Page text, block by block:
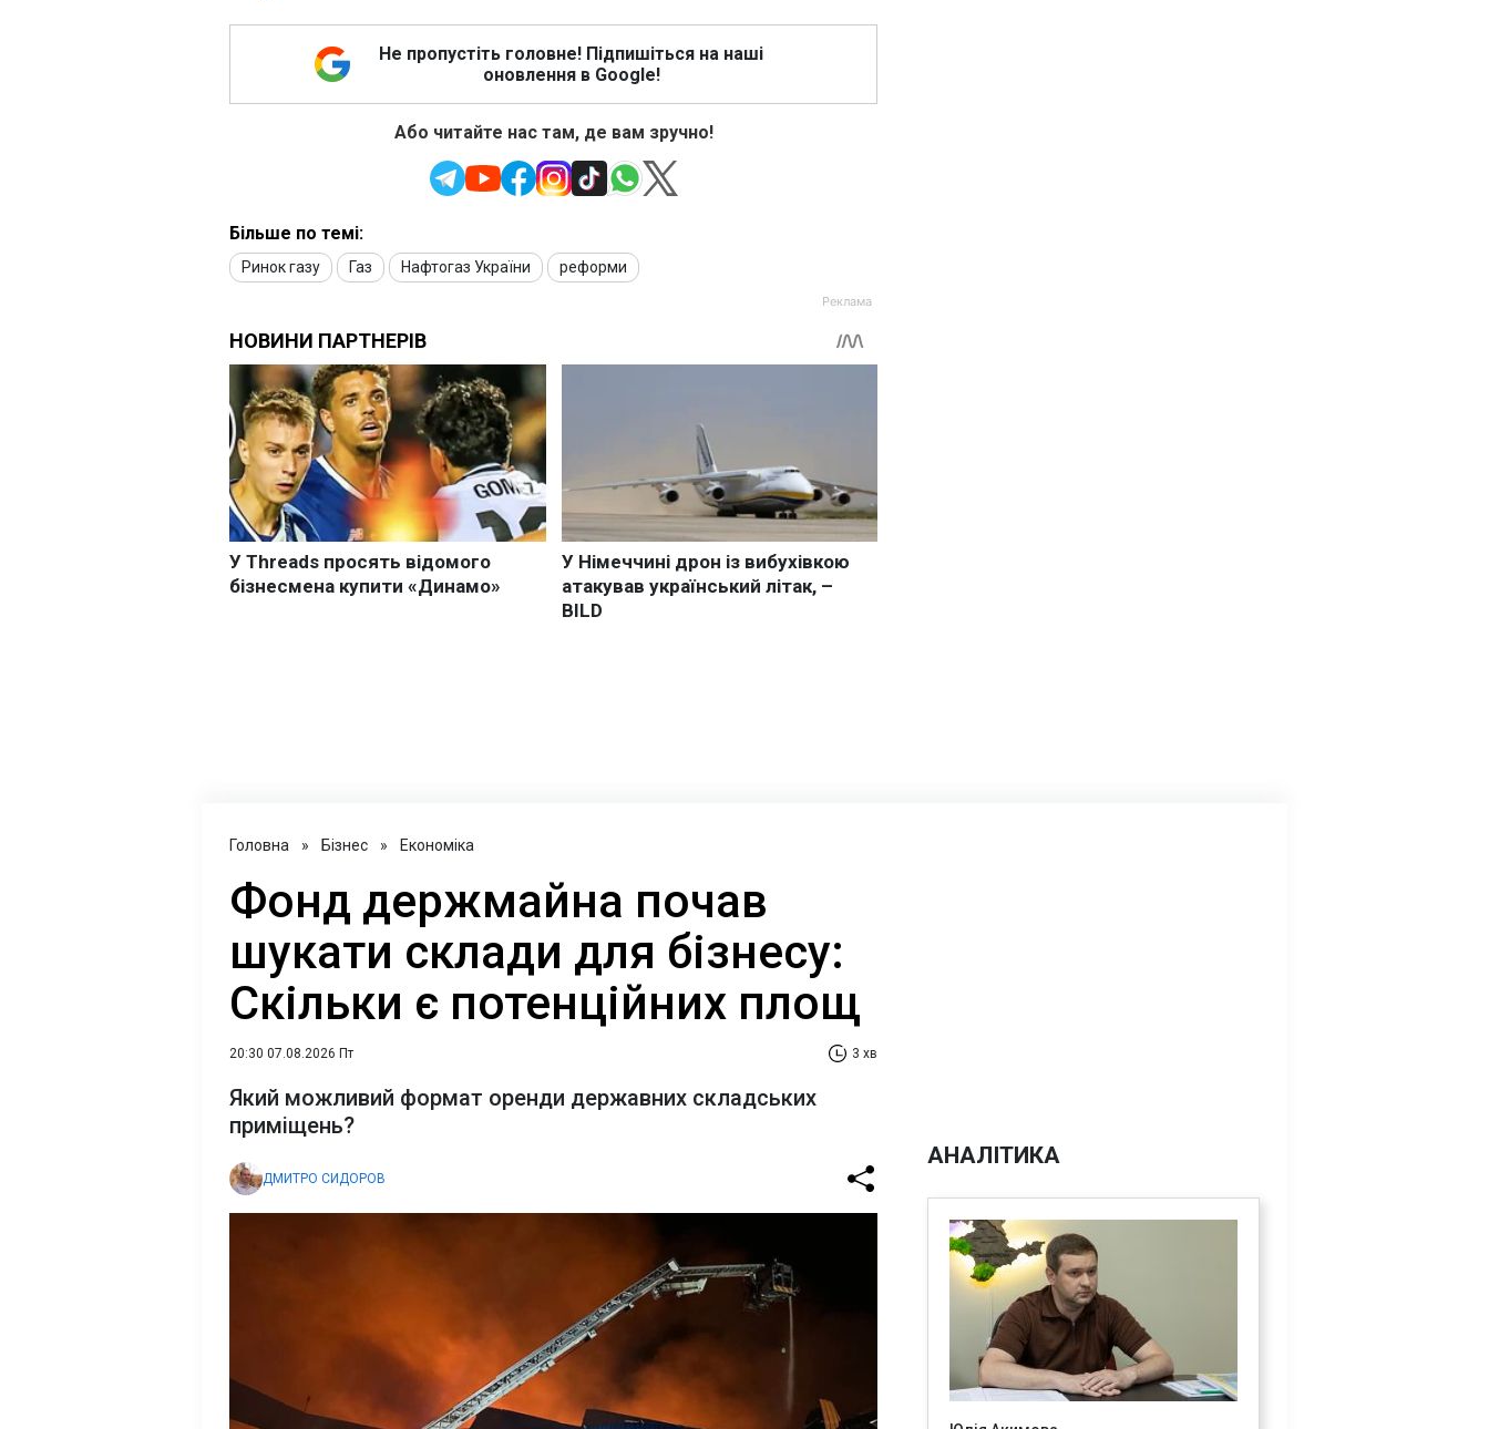
Не пропустіть головне! Підпишіться на наші
оновлення в Google!
Або читайте нас там, де вам зручно!
Більше по темі:
Ринок газу Газ Нафтогаз України реформи
Головна » Бізнес » Економіка
Фонд держмайна почав
шукати склади для бізнесу:
Скільки є потенційних площ
20:30 07.08.2026 Пт 3 хв
Який можливий формат оренди державних складських
приміщень?
ДМИТРО СИДОРОВ
АНАЛІТИКА